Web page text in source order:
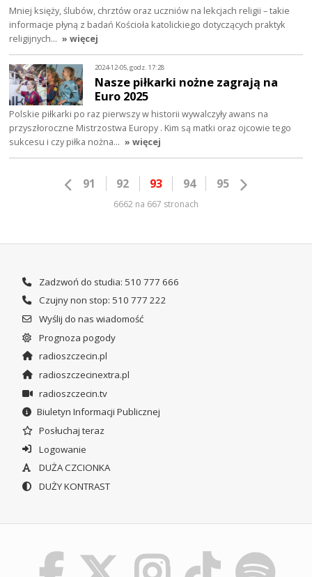
Mniej księży, ślubów, chrztów oraz uczniów na lekcjach religii – takie
informacje płyną z badań Kościoła katolickiego dotyczących praktyk
religijnych… » więcej
2024-12-05, godz. 17:28
Nasze piłkarki nożne zagrają na
Euro 2025
Polskie piłkarki po raz pierwszy w historii wywalczyły awans na
przyszłoroczne Mistrzostwa Europy . Kim są matki oraz ojcowie tego
sukcesu i czy piłka nożna… » więcej
91 92 93 94 95
6662 na 667 stronach
Zadzwoń do studia: 510 777 666
Czujny non stop: 510 777 222
Wyślij do nas wiadomość
Prognoza pogody
radioszczecin.pl
radioszczecinextra.pl
radioszczecin.tv
Biuletyn Informacji Publicznej
Posłuchaj teraz
Logowanie
DUŻA CZCIONKA
DUŻY KONTRAST